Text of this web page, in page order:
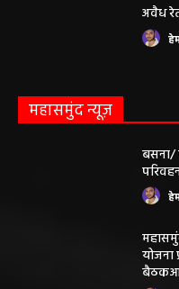
अवैध
महासमुंद न्यूज़
बसना/
योजना